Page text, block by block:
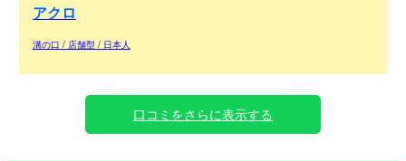
アクロ
溝の口 / 店舗型 / 日本人
口コミをさらに表示する